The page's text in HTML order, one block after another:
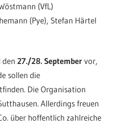
(VfL)
(Pye), Stefan Härtel
den27./28. Septembervor,
sollen die
Die Organisation
Allerdings freuen
über hoffentlich zahlreiche